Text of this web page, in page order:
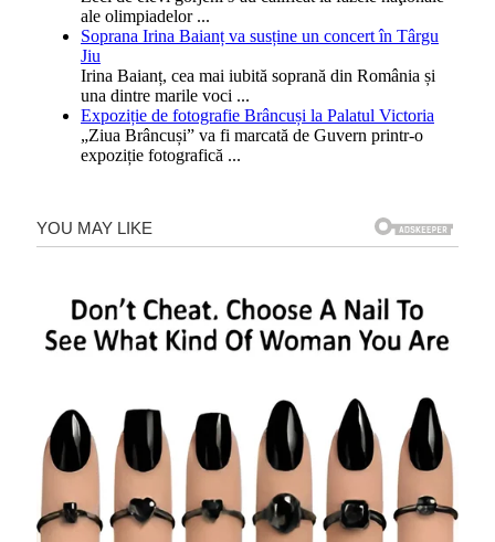
ale olimpiadelor ...
Soprana Irina Baianț va susține un concert în Târgu
Jiu
Irina Baianț, cea mai iubită soprană din România și
una dintre marile voci ...
Expoziție de fotografie Brâncuși la Palatul Victoria
„Ziua Brâncuși” va fi marcată de Guvern printr-o
expoziție fotografică ...